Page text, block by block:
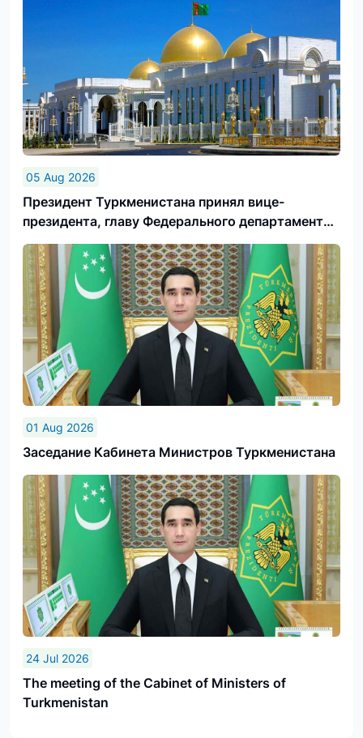
05 Aug 2026
Президент Туркменистана принял вице-
президента, главу Федерального департамента
иностранных дел Швейцарской Конфедерации
01 Aug 2026
Заседание Кабинета Министров Туркменистана
24 Jul 2026
The meeting of the Cabinet of Ministers of
Turkmenistan